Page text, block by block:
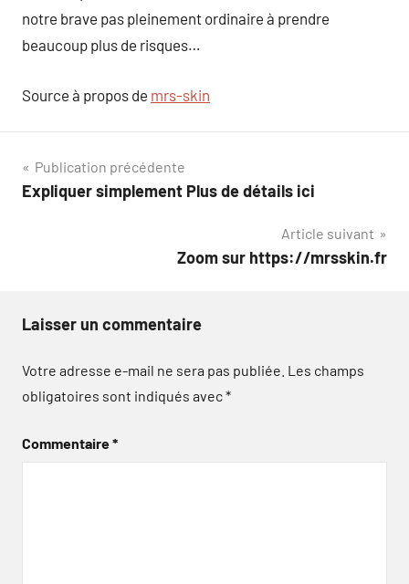
notre brave pas pleinement ordinaire à prendre
beaucoup plus de risques…
Source à propos de mrs-skin
Navigation
de
Publication précédente
Expliquer simplement Plus de détails ici
Article suivant
Zoom sur https://mrsskin.fr
Laisser un commentaire
Votre adresse e-mail ne sera pas publiée. Les champs
obligatoires sont indiqués avec*
Commentaire*